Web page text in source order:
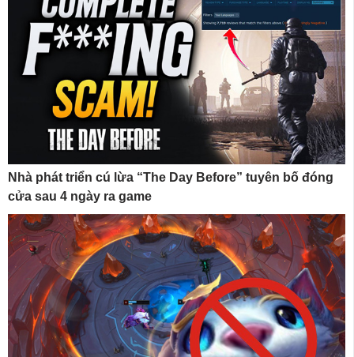
Nhà phát triển cú lừa “The Day Before” tuyên bố đóng
cửa sau 4 ngày ra game